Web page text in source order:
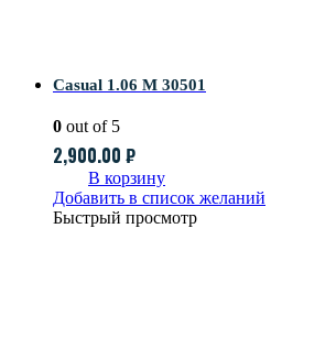
Casual 1.06 M 30501
0 out of 5
2,900.00 ₽
В корзину
Добавить в список желаний
Быстрый просмотр